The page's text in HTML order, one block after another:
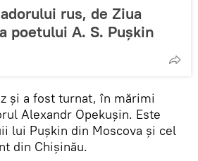
rus, de Ziua
poetului A. S. Pușkin
și a fost turnat, în mărimi
Alexandr Opekușin. Este
lui Pușkin din Moscova și cel
din Chișinău.